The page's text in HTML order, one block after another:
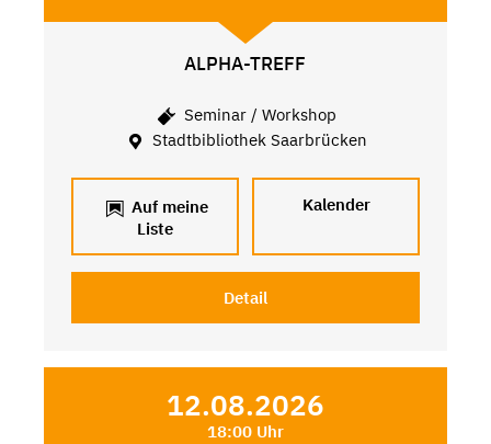
ALPHA-TREFF
Seminar / Workshop
Stadtbibliothek Saarbrücken
Auf meine
Liste
Kalender
Detail
12.08.2026
18:00 Uhr